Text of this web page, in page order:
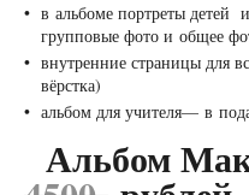
в альбоме портреты детей
групповые фото и общее
внутренние страницы для
вёрстка) ⠀ ⠀⠀
альбом для учителя— в
Альбом